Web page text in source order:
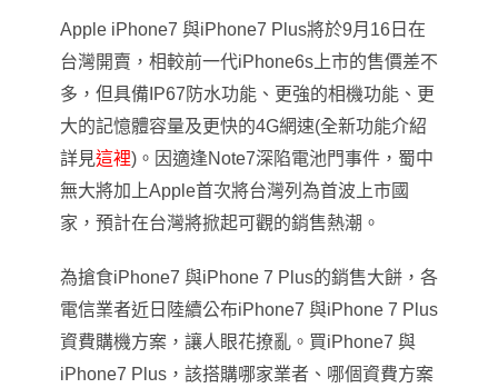
Apple iPhone7 與iPhone7 Plus將於9月16日在
台灣開賣，相較前一代iPhone6s上市的售價差不
多，但具備IP67防水功能、更強的相機功能、更
大的記憶體容量及更快的4G網速(全新功能介紹
詳見這裡)。因適逢Note7深陷電池門事件，蜀中
無大將加上Apple首次將台灣列為首波上市國
家，預計在台灣將掀起可觀的銷售熱潮。
為搶食iPhone7 與iPhone 7 Plus的銷售大餅 ， 各
電信業者近日 陸續公布iPhone7 與iPhone 7 Plus
資費購機方案 ， 讓人眼花撩亂。買iPhone7 與
iPhone7 Plus ， 該搭購哪家業者 、 哪個資費方案